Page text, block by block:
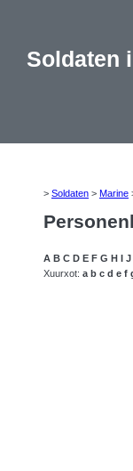
Soldaten
> Soldaten > Marine
A B C D E F G H I J
Xuurxot: a b c d e f